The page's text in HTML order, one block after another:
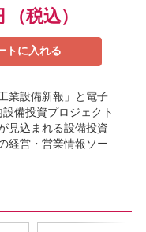
（税込）
トに入れる
業設備新報」と電子
備投資プロジェクト
見込まれる設備投資
経営・営業情報ソー